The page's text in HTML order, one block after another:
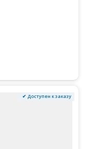
✔ Доступен к заказу